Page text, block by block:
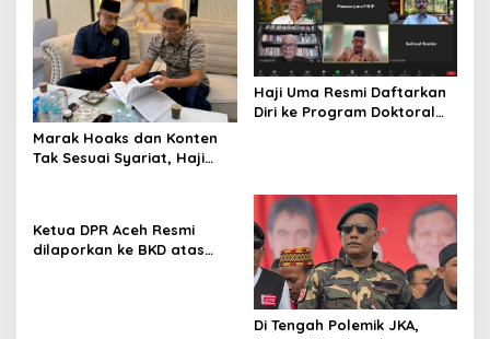
Marak Hoaks dan Konten
Tak Sesuai Syariat, Haji
Haji Uma Resmi Daftarkan
Diri ke Program Doktoral
Ketua DPR Aceh Resmi
dilaporkan ke BKD atas
Di Tengah Polemik JKA,